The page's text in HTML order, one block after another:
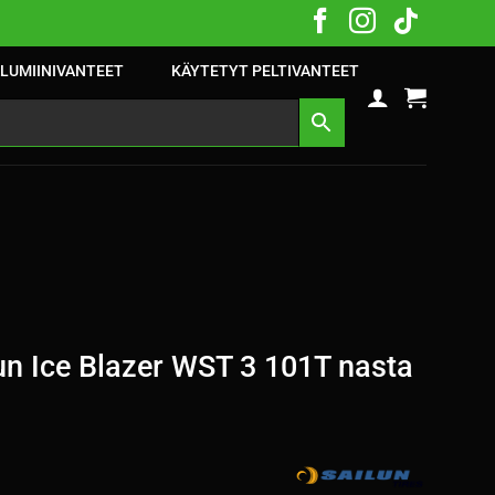
KÄYTETYT PELTIVANTEET
Ice Blazer WST 3 101T nasta